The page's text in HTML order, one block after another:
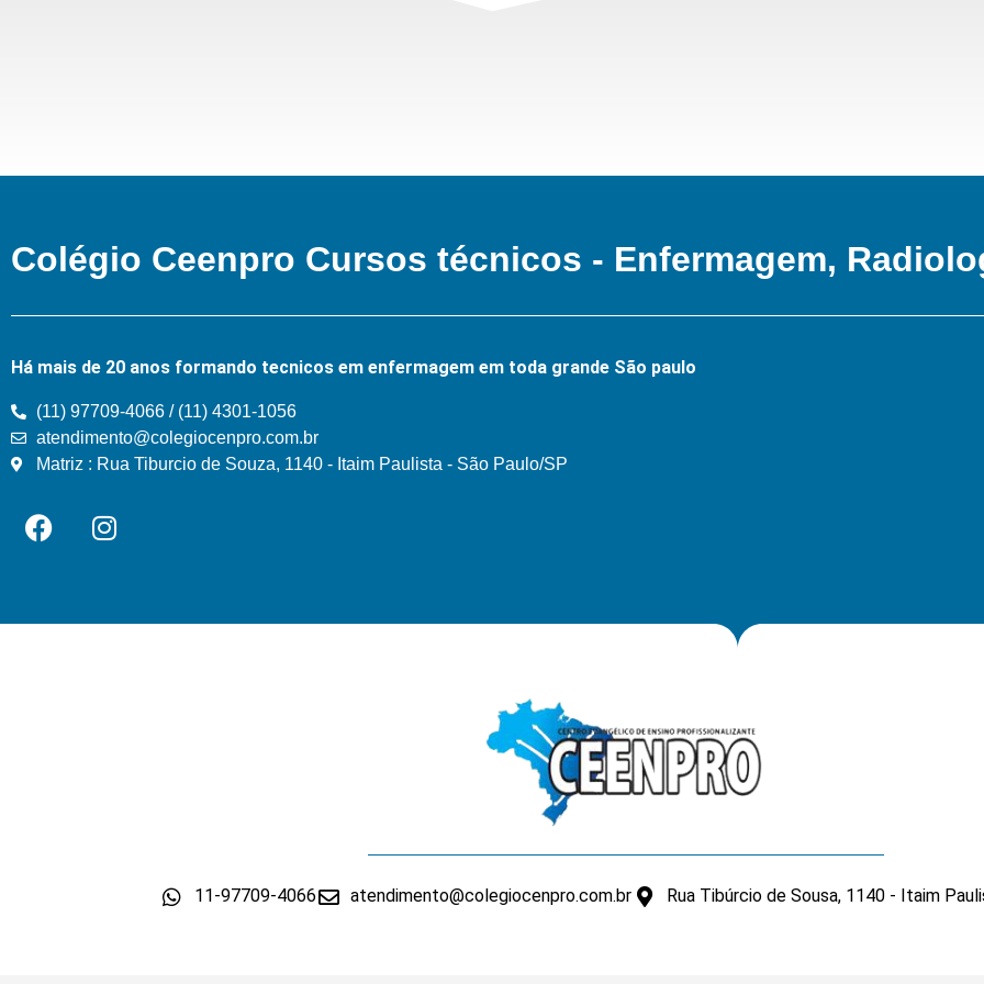
Colégio Ceenpro Cursos técnicos - Enfermagem,
Há mais de 20 anos formando tecnicos em enfermagem em toda grande São paulo
(11) 97709-4066 / (11) 4301-1056
atendimento@colegiocenpro.com.br
Matriz : Rua Tiburcio de Souza, 1140 - Itaim Paulista - São Paulo/SP
11-97709-4066 atendimento@colegiocenpro.com.br Rua Tibúrcio de Sousa, 1140 - Itaim